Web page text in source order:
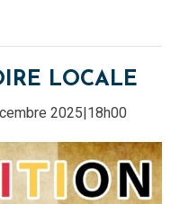
LOCALE
2025|18h00